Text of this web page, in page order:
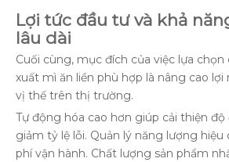
Lợi tức đầu tư và khả
lâu dài
Cuối cùng, mục đích của việc lựa chọn
xuất mì ăn liền phù hợp là nâng cao lợi
vị thế trên thị trường.
Tự động hóa cao hơn giúp cải thiện độ
giảm tỷ lệ lỗi. Quản lý năng lượng hiệu
phí vận hành. Chất lượng sản phẩm